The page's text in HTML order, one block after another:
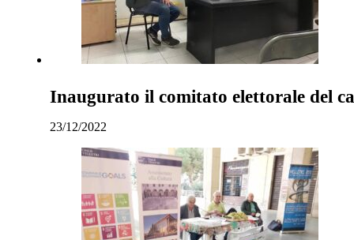
Inaugurato il comitato elettorale del
23/12/2022